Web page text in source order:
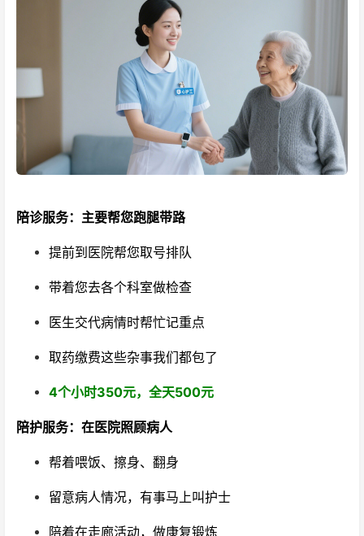
陪诊服务：主要帮您跑腿带路
提前到医院帮您取号排队
带着您去各个科室做检查
医生交代病情时帮忙记重点
取药缴费这些杂事我们都包了
4个小时350元，全天500元
陪护服务：在医院照顾病人
帮着喂饭、擦身、翻身
留意病人情况，有事马上叫护士
陪着在走廊活动，做康复锻炼